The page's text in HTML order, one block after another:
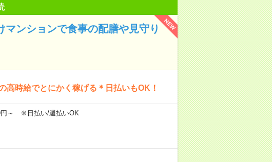
NEW
マンションで食事の配膳や見守り
時給でとにかく稼げる＊日払いもOK！
円～ ※日払い/週払いOK